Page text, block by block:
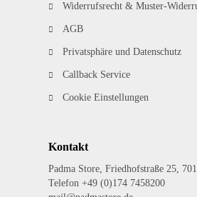
Widerrufsrecht & Muster-
AGB
Privatsphäre und Datenschutz
Callback Service
Cookie Einstellungen
Kontakt
Padma Store, Friedhofstraße 25,
Telefon +49 (0)174 7458200